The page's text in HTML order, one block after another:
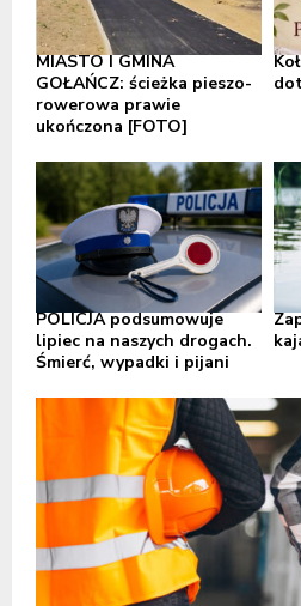
MIASTO I GMINA
GOŁAŃCZ: ścieżka pieszo-
rowerowa prawie
ukończona [FOTO]
POLICJA podsumowuje
lipiec na naszych drogach.
Śmierć, wypadki i pijani